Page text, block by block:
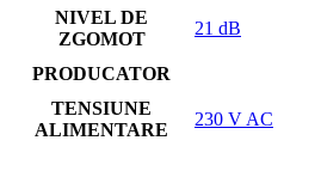
NIVEL DE
ZGOMOT
21 dB
PRODUCATOR
TENSIUNE
ALIMENTARE
230 V AC